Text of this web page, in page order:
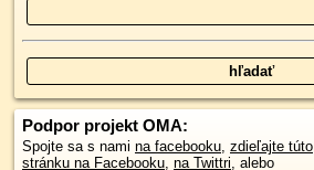
Podpor projekt OMA:
Spojte sa s nami na facebooku, zdieľajte túto
stránku na Facebooku, na Twittri, alebo